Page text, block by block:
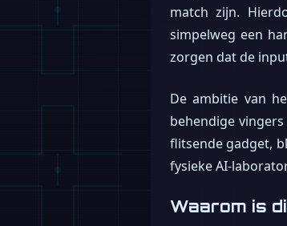
match zijn.
simpelweg een
zorgen dat de
De ambitie van
behendige
flitsende gadget,
fysieke AI-
Waarom is